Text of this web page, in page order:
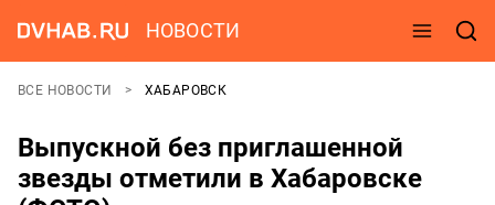
НОВОСТИ
ВСЕ НОВОСТИ ХАБАРОВСК
Выпускной без приглашенной
звезды отметили в Хабаровске